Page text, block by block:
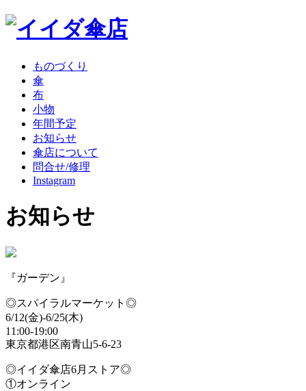
ものづくり
傘
布
小物
年間予定
お知らせ
傘店について
問合せ/修理
Instagram
お知らせ
『ガーデン』
◎スパイラルマーケット◎
6/12(金)-6/25(木)
11:00-19:00
東京都港区南青山5-6-23
◎イイダ傘店6月ストア◎
①オンライン